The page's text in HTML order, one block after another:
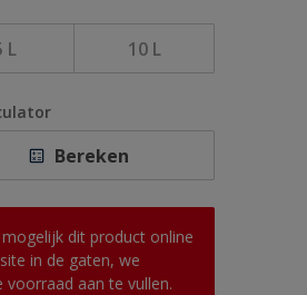
L 10 L
Bereken
dit product online
in de gaten, we
aan te vullen.